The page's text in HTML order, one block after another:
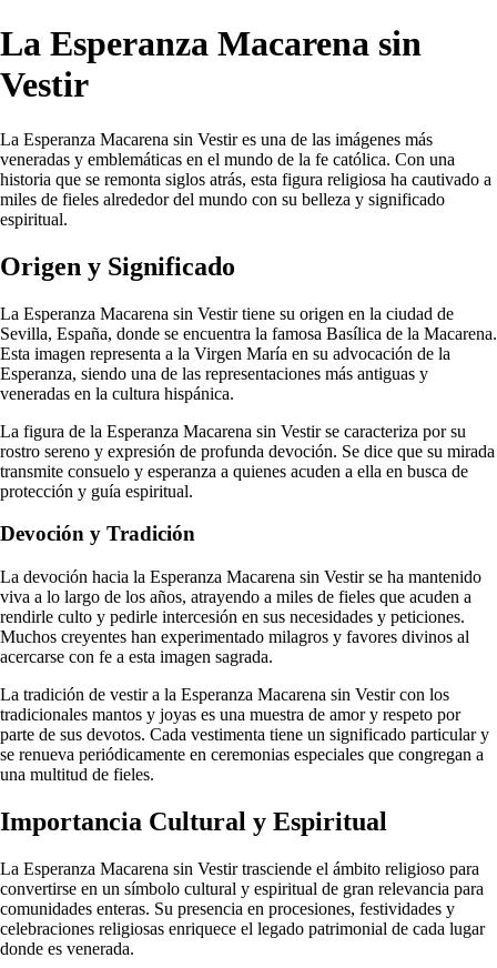
La Esperanza Macarena sin
Vestir
La Esperanza Macarena sin Vestir es una de las imágenes más
veneradas y emblemáticas en el mundo de la fe católica. Con una
historia que se remonta siglos atrás, esta figura religiosa ha cautivado a
miles de fieles alrededor del mundo con su belleza y significado
espiritual.
Origen y Significado
La Esperanza Macarena sin Vestir tiene su origen en la ciudad de
Sevilla, España, donde se encuentra la famosa Basílica de la Macarena.
Esta imagen representa a la Virgen María en su advocación de la
Esperanza, siendo una de las representaciones más antiguas y
veneradas en la cultura hispánica.
La figura de la Esperanza Macarena sin Vestir se caracteriza por su
rostro sereno y expresión de profunda devoción. Se dice que su mirada
transmite consuelo y esperanza a quienes acuden a ella en busca de
protección y guía espiritual.
Devoción y Tradición
La devoción hacia la Esperanza Macarena sin Vestir se ha mantenido
viva a lo largo de los años, atrayendo a miles de fieles que acuden a
rendirle culto y pedirle intercesión en sus necesidades y peticiones.
Muchos creyentes han experimentado milagros y favores divinos al
acercarse con fe a esta imagen sagrada.
La tradición de vestir a la Esperanza Macarena sin Vestir con los
tradicionales mantos y joyas es una muestra de amor y respeto por
parte de sus devotos. Cada vestimenta tiene un significado particular y
se renueva periódicamente en ceremonias especiales que congregan a
una multitud de fieles.
Importancia Cultural y Espiritual
La Esperanza Macarena sin Vestir trasciende el ámbito religioso para
convertirse en un símbolo cultural y espiritual de gran relevancia para
comunidades enteras. Su presencia en procesiones, festividades y
celebraciones religiosas enriquece el legado patrimonial de cada lugar
donde es venerada.